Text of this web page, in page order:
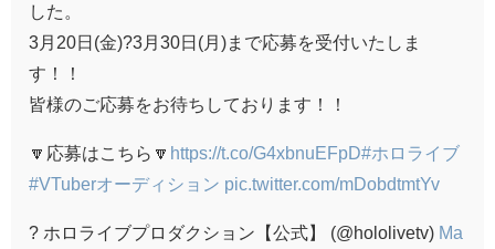
した。
3月20日(金)?3月30日(月)まで応募を受付いたしま
す！！
皆様のご応募をお待ちしております！！
🔽応募はこちら🔽 https://t.co/G4xbnuEFpD#ホロライブ
#VTuberオーディション pic.twitter.com/mDobdtmtYv
? ホロライブプロダクション【公式】 (@hololivetv) Ma